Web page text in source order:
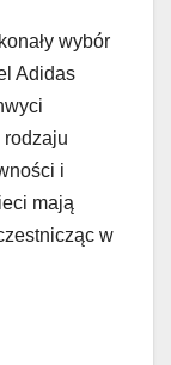
wybór
Adidas
rodzaju
i
mają
w